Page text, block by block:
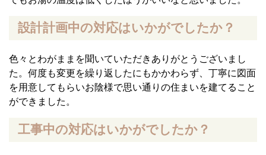
設計計画中の対応はいかがでしたか？
色々とわがままを聞いていただきありがとうございまし
た。何度も変更を繰り返したにもかかわらず、丁寧に図面
を用意してもらいお陰様で思い通りの住まいを建てること
ができました。
工事中の対応はいかがでしたか？